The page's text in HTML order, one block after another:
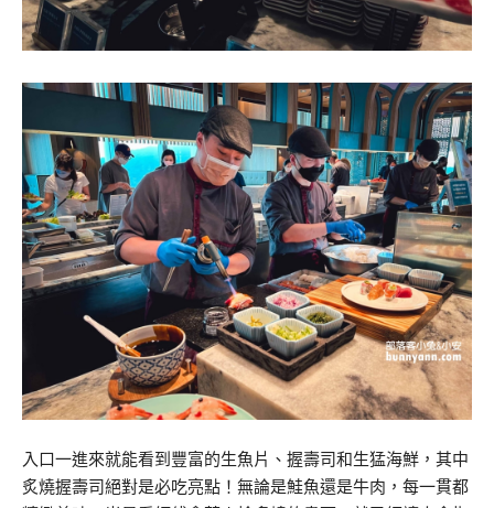
入口一進來就能看到豐富的生魚片、握壽司和生猛海鮮，其中
炙燒握壽司絕對是必吃亮點！無論是鮭魚還是牛肉，每一貫都